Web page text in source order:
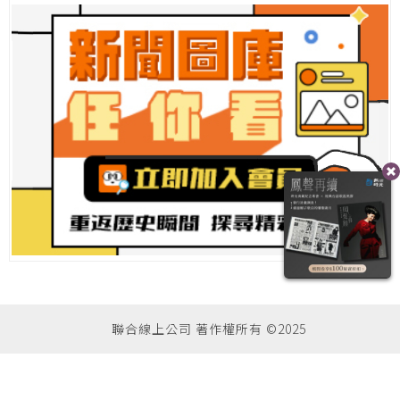
聯合線上公司 著作權所有 ©2025